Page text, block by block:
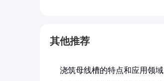
其他推荐
浇筑母线槽的特点和应用领域